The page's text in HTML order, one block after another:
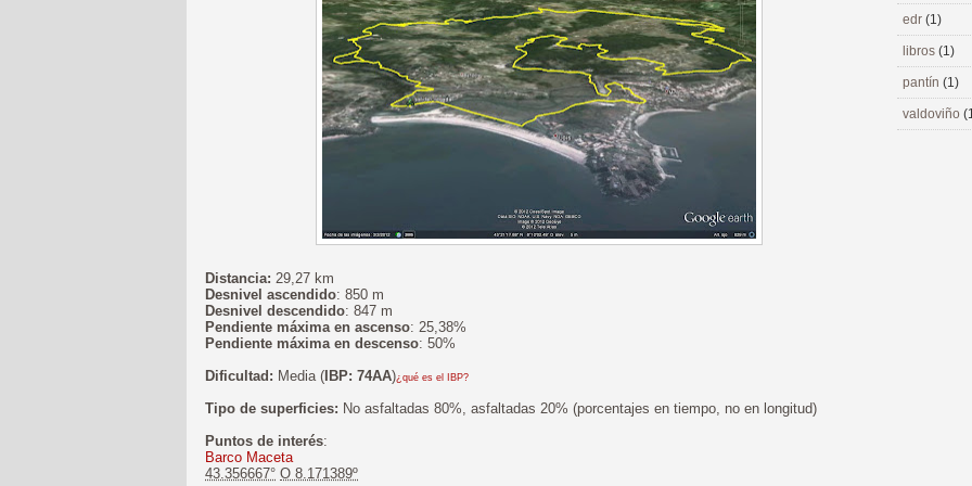
Distancia: 29,27 km
Desnivel ascendido: 850 m
Desnivel descendido: 847 m
Pendiente máxima en ascenso: 25,38%
Pendiente máxima en descenso: 50%
Dificultad: Media ( IBP: 74AA)¿qué es el IBP?
Tipo de superficies: No asfaltadas 80%, asfaltadas 20% (porcentajes en tiempo, no en longitud)
Puntos de interés:
Barco Maceta
43.356667° O 8.171389º
edr (1)
libros (1)
pantín (1)
valdoviño